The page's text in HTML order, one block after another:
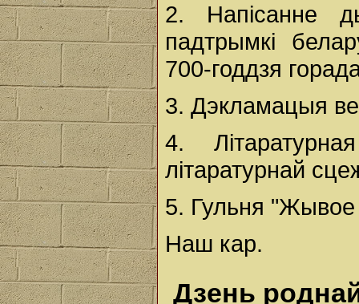
2. Напісанне
падтрымкi
700-годдзя
3. Дэкламацыя
4.
літаратурнай
5. Гульня "Жывое
Наш кар.
Дзень